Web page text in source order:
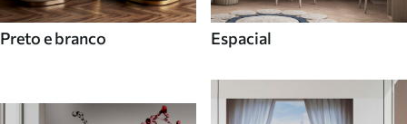
Preto e branco Espacial